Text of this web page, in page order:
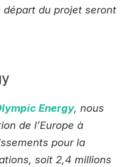
départ du projet seront
Energy, nous
de l’Europe à
pour la
soit 2,4 millions